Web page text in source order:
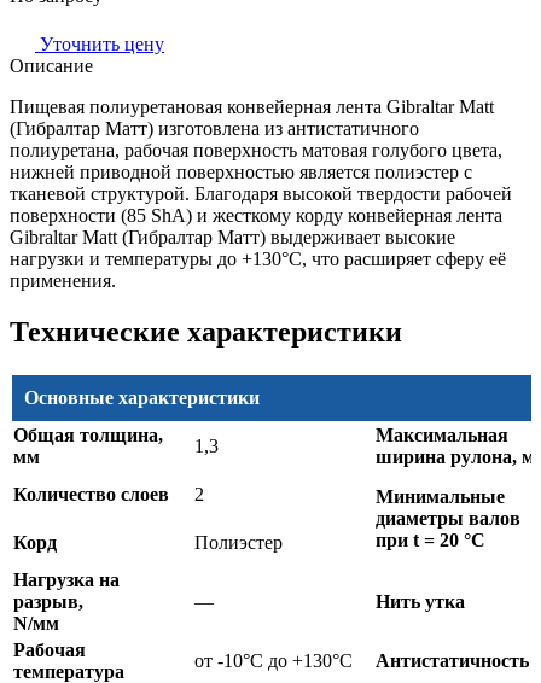
Уточнить цену
Описание
Пищевая полиуретановая конвейерная лента Gibraltar Matt
(Гибралтар Матт) изготовлена из антистатичного
полиуретана, рабочая поверхность матовая голубого цвета,
нижней приводной поверхностью является полиэстер с
тканевой структурой. Благодаря высокой твердости рабочей
поверхности (85 ShA) и жесткому корду конвейерная лента
Gibraltar Matt (Гибралтар Матт) выдерживает высокие
нагрузки и температуры до +130°C, что расширяет сферу её
применения.
Технические характеристики
Основные характеристики
Общая толщина,
мм
1,3
Максимальная
ширина рулона,
Количество слоев
2
Минимальные
диаметры валов
при t = 20 °C
Корд
Полиэстер
Нагрузка на
разрыв,
N/мм
— Нить утка
Рабочая
температура
от -10°C до +130°C Антистатичность